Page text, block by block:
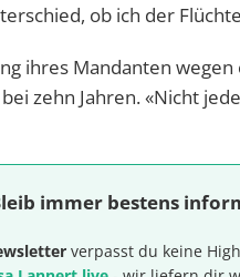
ob ich der
ihres Mandanten
zehn Jahren. «Nicht
immer bestens
verpasst du keine